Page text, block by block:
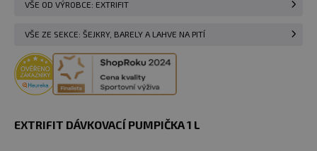
VŠE OD VÝROBCE: EXTRIFIT
VŠE ZE SEKCE: ŠEJKRY, BARELY A LAHVE NA PITÍ
EXTRIFIT DÁVKOVACÍ PUMPIČKA 1 L